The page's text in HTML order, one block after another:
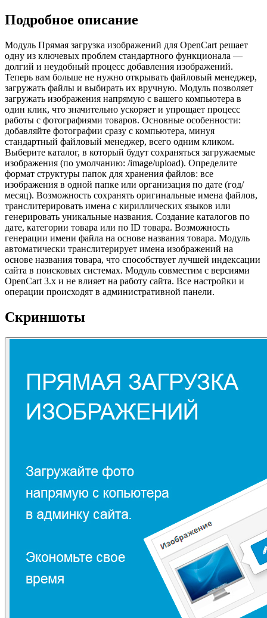
Подробное описание
Модуль Прямая загрузка изображений для OpenCart решает
одну из ключевых проблем стандартного функционала —
долгий и неудобный процесс добавления изображений.
Теперь вам больше не нужно открывать файловый менеджер,
загружать файлы и выбирать их вручную. Модуль позволяет
загружать изображения напрямую с вашего компьютера в
один клик, что значительно ускоряет и упрощает процесс
работы с фотографиями товаров. Основные особенности:
добавляйте фотографии сразу с компьютера, минуя
стандартный файловый менеджер, всего одним кликом.
Выберите каталог, в который будут сохраняться загружаемые
изображения (по умолчанию: /image/upload). Определите
формат структуры папок для хранения файлов: все
изображения в одной папке или организация по дате (год/
месяц). Возможность сохранять оригинальные имена файлов,
транслитерировать имена с кириллических языков или
генерировать уникальные названия. Создание каталогов по
дате, категории товара или по ID товара. Возможность
генерации имени файла на основе названия товара. Модуль
автоматически транслитерирует имена изображений на
основе названия товара, что способствует лучшей индексации
сайта в поисковых системах. Модуль совместим с версиями
OpenCart 3.x и не влияет на работу сайта. Все настройки и
операции происходят в административной панели.
Скриншоты